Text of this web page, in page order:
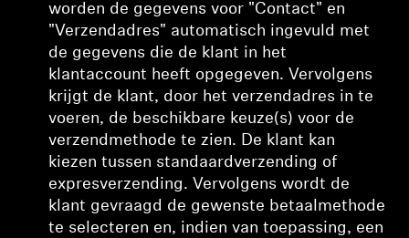
worden de gegevens voor "Contact" en
"Verzendadres" automatisch ingevuld met
de gegevens die de klant in het
klantaccount heeft opgegeven. Vervolgens
krijgt de klant, door het verzendadres in te
voeren, de beschikbare keuze(s) voor de
verzendmethode te zien. De klant kan
kiezen tussen standaardverzending of
expresverzending. Vervolgens wordt de
klant gevraagd de gewenste betaalmethode
te selecteren en, indien van toepassing, een